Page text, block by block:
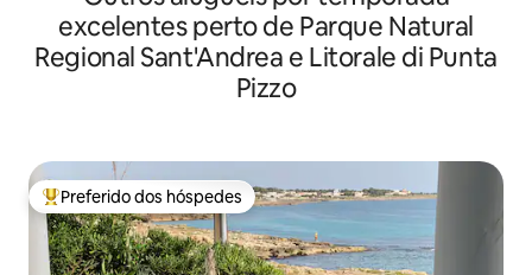
excelentes perto de Parque Natural
Regional Sant'Andrea e Litorale di Punta
Pizzo
Entre os melhores preferidos dos hóspedes
Preferido dos hóspedes